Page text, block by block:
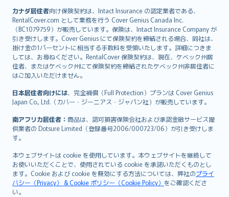
カナダ居住者向け保険契約は、Intact Insurance の認定業者である、
RentalCover.com として業務を行う Cover Genius Canada Inc.
（BC1079759）が販売しています。保険は、Intact Insurance Company が
引き受けします。Cover Genius にて保険契約を締結される場合、同社は、
掛け金の1パーセントに相当する手数料を受領いたします。詳細につきま
しては、お尋ねください。RentalCover 保険契約は、現在、ケベック州居
住者、またはケベック州にて保険契約を締結されたケベック州非居住者に
はご加入いただけません。
日本居住者向けには、完全補償（Full Protection）プランは Cover Genius
Japan Co., Ltd.（カバー・ジーニアス・ジャパン社）が販売しています。
南アフリカ居住者： 商品は、認可損害保険会社および承認金融サービス提
供業者の Dotsure Limited（登録番号2006/000723/06）が引き受けしま
す。
本ウェブサイトは cookie を使用しています。本ウェブサイトを継続して
お使いいただくことで、使用されている cookie を承諾いただくものとし
ます。Cookie および cookie を無効にする方法については、弊社のプライ
バシー（Privacy） & Cookie ポリシー（Cookie Policy） をご確認くださ
い。